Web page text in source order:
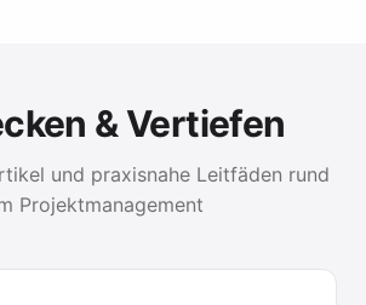
& Vertiefen
und praxisnahe Leitfäden rund
Projektmanagement